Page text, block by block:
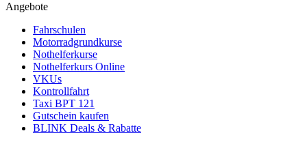
Angebote
Fahrschulen
Motorradgrundkurse
Nothelferkurse
Nothelferkurs Online
VKUs
Kontrollfahrt
Taxi BPT 121
Gutschein kaufen
BLINK Deals & Rabatte